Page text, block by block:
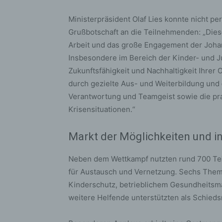
Ministerpräsident Olaf Lies konnte nicht
Grußbotschaft an die Teilnehmenden:
Arbeit und das große Engagement der
Insbesondere im Bereich der Kinder- und
Zukunftsfähigkeit und Nachhaltigkeit Ihrer
durch gezielte Aus- und Weiterbildung
Verantwortung und Teamgeist sowie die
Krisensituationen.“
Markt der Möglichkeiten und
Neben dem Wettkampf nutzten rund 700
für Austausch und Vernetzung. Sechs
Kinderschutz, betrieblichem
weitere Helfende unterstützten als
f)